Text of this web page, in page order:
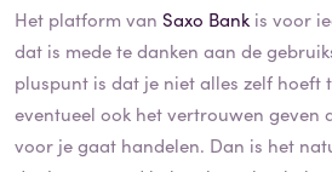
Het platform van Saxo Bank is voor
dat is mede te danken aan de
pluspunt is dat je niet alles zelf hoeft
eventueel ook het vertrouwen geven
voor je gaat handelen. Dan is het